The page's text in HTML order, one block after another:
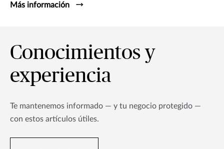
Más información
Conocimientos y
experiencia
Te mantenemos informado — y tu negocio protegido —
con estos artículos útiles.